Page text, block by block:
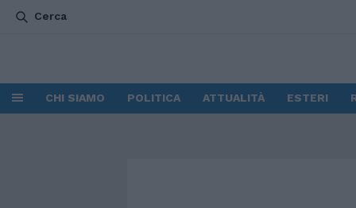
Cerca
CHI SIAMO POLITICA ATTUALITÀ ESTERI